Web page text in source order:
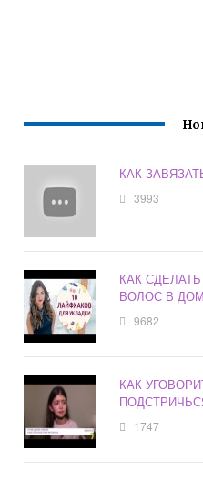
КАК
3993
КАК
ВОЛОС В
9682
КАК
1747